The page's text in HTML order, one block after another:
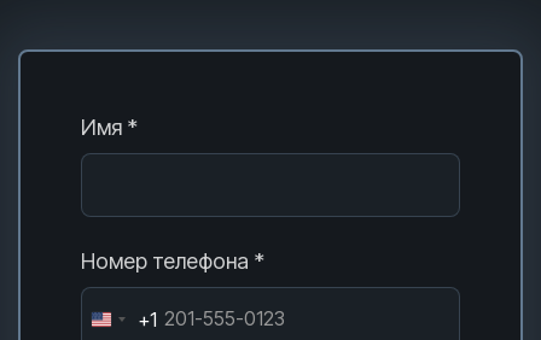
Имя *
Номер телефона *
+1